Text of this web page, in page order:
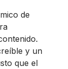
de
y un
que el